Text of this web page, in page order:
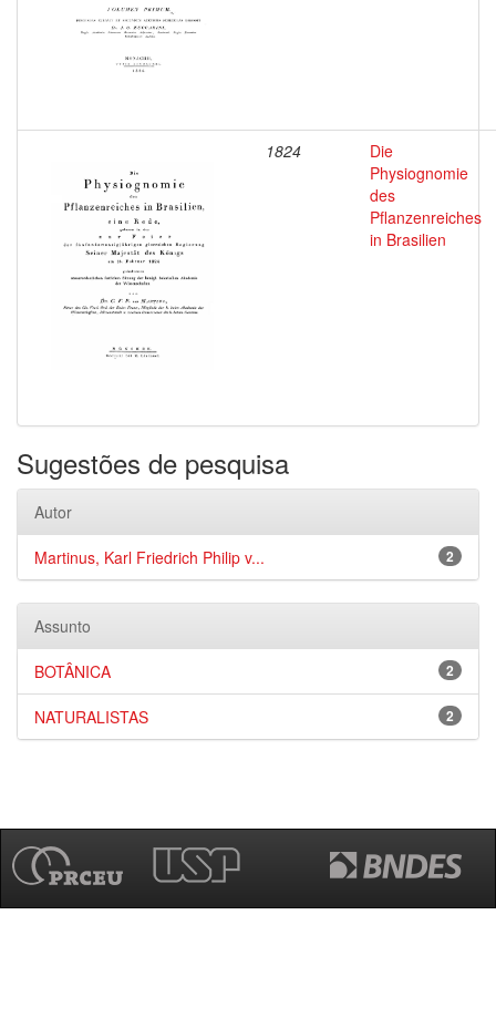
1824
Die
Physiognomie
des
Pflanzenreiches
in Brasilien
Sugestões de pesquisa
Autor
2
Martinus, Karl Friedrich Philip v...
Assunto
2
BOTÂNICA
2
NATURALISTAS